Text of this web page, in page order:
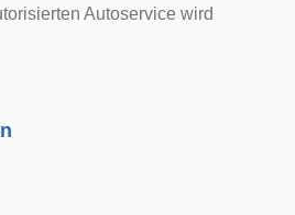
Autoservice wird